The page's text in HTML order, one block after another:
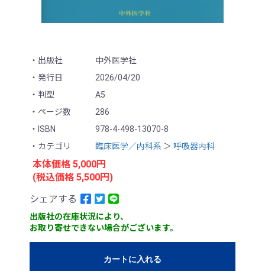
出版社
中外医学社
発行日
2026/04/20
判型
A5
ページ数
286
ISBN
978-4-498-13070-8
カテゴリ
臨床医学／内科系 ＞ 呼吸器内科
本体価格 5,000円
(税込価格 5,500円)
シェアする
出版社の在庫状況により、
お取り寄せできない場合がございます。
カートに入れる